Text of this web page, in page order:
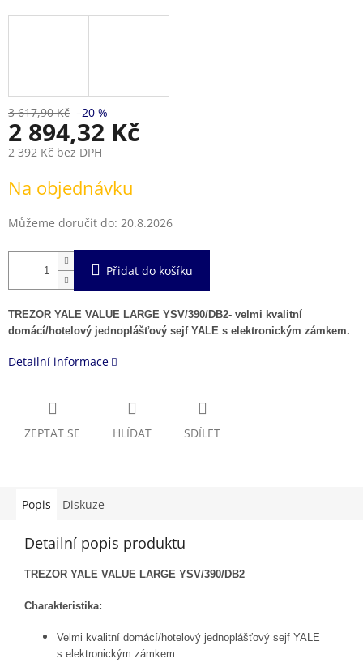
3 617,90 Kč –20 %
2 894,32 Kč
2 392 Kč bez DPH
cena:
Na objednávku
Můžeme doručit do: 20.8.2026
Přidat do košíku
TREZOR YALE VALUE LARGE YSV/390/DB2- velmi kvalitní
domácí/hotelový jednoplášťový sejf YALE s elektronickým zámkem.
Detailní informace
ZEPTAT SE HLÍDAT SDÍLET
Popis Diskuze
Detailní popis produktu
TREZOR YALE VALUE LARGE YSV/390/DB2
Charakteristika:
Velmi kvalitní domácí/hotelový jednoplášťový sejf YALE
s elektronickým zámkem.